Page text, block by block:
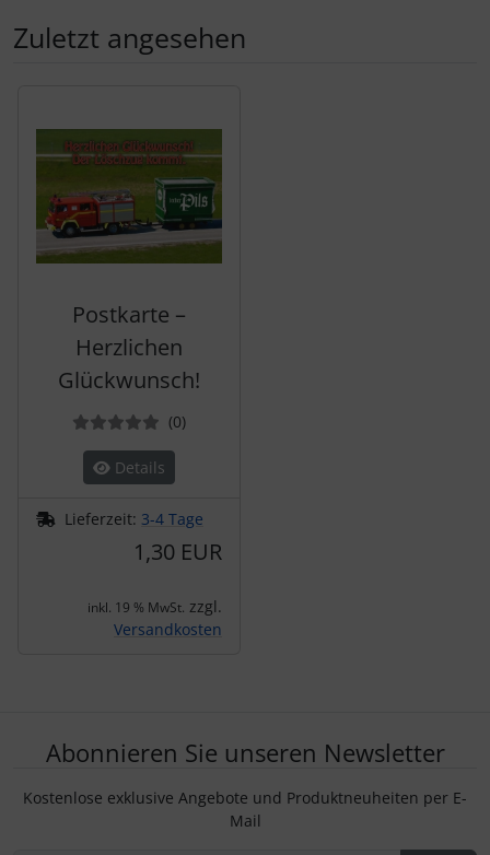
Zuletzt angesehen
Postkarte –
Herzlichen
Glückwunsch!
(0Bewertungen
)
Details
Lieferzeit: 3-4 Tage
1,30 EUR
inkl. 19 % MwSt. zzgl.
Versandkosten
Abonnieren Sie unseren Newsletter
Kostenlose exklusive Angebote und Produktneuheiten per E-
Mail